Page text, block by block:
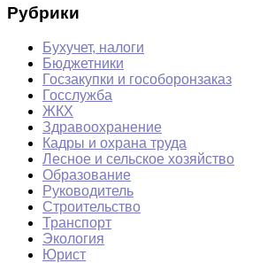
Рубрики
Бухучет, налоги
Бюджетники
Госзакупки и гособоронзаказ
Госслужба
ЖКХ
Здравоохранение
Кадры и охрана труда
Лесное и сельское хозяйство
Образование
Руководитель
Строительство
Транспорт
Экология
Юрист